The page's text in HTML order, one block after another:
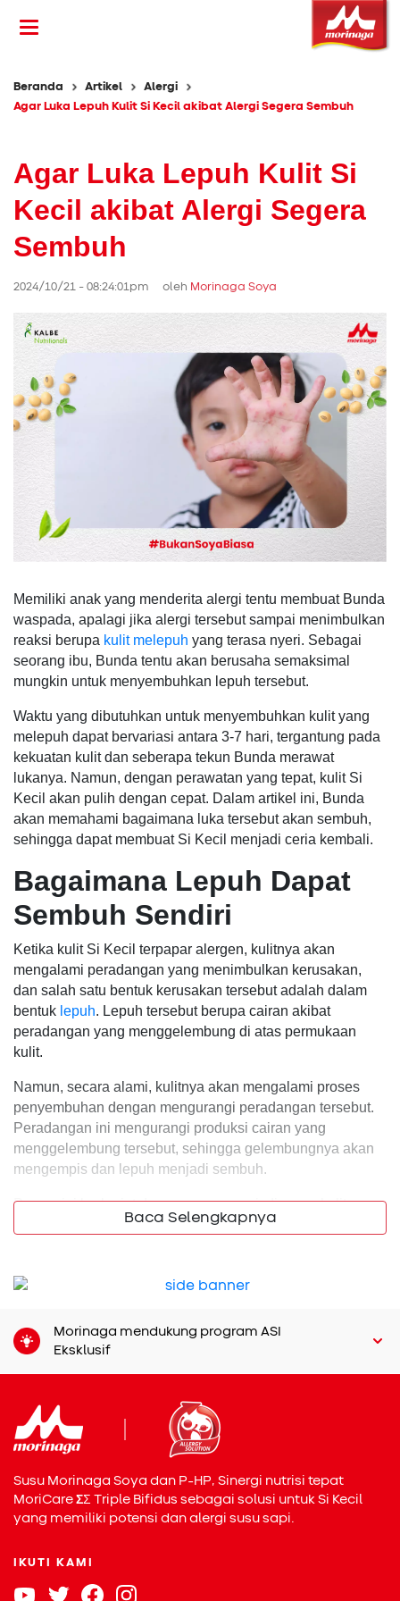
Beranda Artikel
Alergi
Agar Luka Lepuh Kulit Si Kecil akibat Alergi Segera Sembuh
Agar Luka Lepuh Kulit Si
Kecil akibat Alergi Segera
Sembuh
2024/10/21 - 08:24:01pm oleh Morinaga Soya
Memiliki anak yang menderita alergi tentu membuat Bunda
waspada, apalagi jika alergi tersebut sampai menimbulkan
reaksi berupa kulit melepuh yang terasa nyeri. Sebagai
seorang ibu, Bunda tentu akan berusaha semaksimal
mungkin untuk menyembuhkan lepuh tersebut.
Waktu yang dibutuhkan untuk menyembuhkan kulit yang
melepuh dapat bervariasi antara 3-7 hari, tergantung pada
kekuatan kulit dan seberapa tekun Bunda merawat
lukanya. Namun, dengan perawatan yang tepat, kulit Si
Kecil akan pulih dengan cepat. Dalam artikel ini, Bunda
akan memahami bagaimana luka tersebut akan sembuh,
sehingga dapat membuat Si Kecil menjadi ceria kembali.
Bagaimana Lepuh Dapat
Sembuh Sendiri
Ketika kulit Si Kecil terpapar alergen, kulitnya akan
mengalami peradangan yang menimbulkan kerusakan,
dan salah satu bentuk kerusakan tersebut adalah dalam
bentuk lepuh. Lepuh tersebut berupa cairan akibat
peradangan yang menggelembung di atas permukaan
kulit.
Namun, secara alami, kulitnya akan mengalami proses
penyembuhan dengan mengurangi peradangan tersebut.
Peradangan ini mengurangi produksi cairan yang
menggelembung tersebut, sehingga gelembungnya akan
mengempis dan lepuh menjadi sembuh.
Proses ini berlanjut dengan regenerasi, di mana kulit
memperbaiki dan menggantikan sendiri sel-selnya yang
tergantung imunitas setiap anak.
Apabila kulitnya memiliki struktur yang baik dan sel-sel
dengan cepat. Akan tetapi, apabila struktur kulitnya tidak
begitu baik dan daya tahan tubuhnya tidak cukup kuat,
lepuh tersebut dapat mudah mengalami infeksi. Infeksi ini
sehingga dapat menghambat proses regenerasi sel-sel
kulit. Dengan terhambatnya regenerasi, maka bekas lepuh
Baca Selengkapnya
Morinaga mendukung program ASI
Eksklusif
Susu Morinaga Soya dan P-HP, Sinergi nutrisi tepat
MoriCareΣΣTriple Bifidus sebagai solusi untuk Si Kecil
yang memiliki potensi dan alergi susu sapi.
IKUTI KAMI